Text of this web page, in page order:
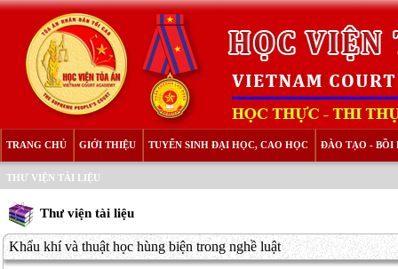
TRANG CHỦ GIỚI THIỆU TUYỂN SINH ĐẠI HỌC, CAO HỌC ĐÀO TẠO - BỒI
THƯ VIỆN TÀI LIỆU
Thư viện tài liệu
Khẩu khí và thuật học hùng biện trong nghề luật